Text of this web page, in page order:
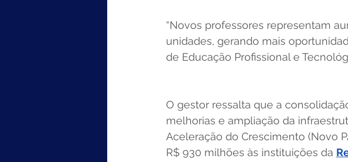
“Novos professores representam
unidades, gerando mais
de Educação Profissional e
O gestor ressalta que a
melhorias e ampliação da
Aceleração do Crescimento (Novo
R$ 930 milhões às instituições da